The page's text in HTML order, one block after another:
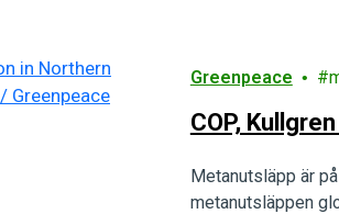
Greenpeace
COP,
Metanutsläpp är
metanutsläppen